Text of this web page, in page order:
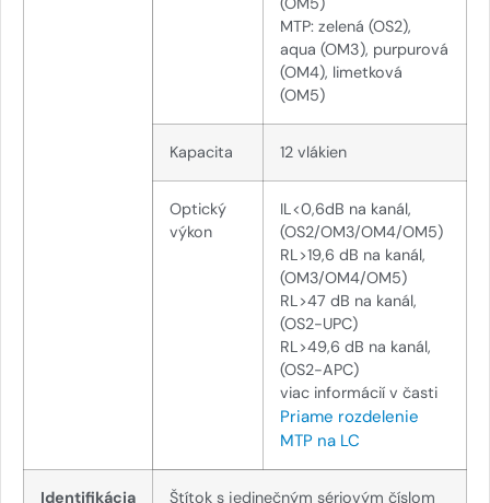
MTP: zelená (OS2),
aqua (OM3), purpurová
(OM4), limetková
(OM5)
Kapacita 12 vlákien
Optický
výkon
IL<0,6dB na kanál,
(OS2/OM3/OM4/OM5)
RL>19,6 dB na kanál,
(OM3/OM4/OM5)
RL>47 dB na kanál,
(OS2-UPC)
RL>49,6 dB na kanál,
(OS2-APC)
viac informácií v časti
Priame rozdelenie
MTP na LC
Identifikácia Štítok s jedinečným sériovým číslom